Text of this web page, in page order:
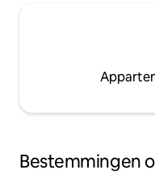
Bestemmingen